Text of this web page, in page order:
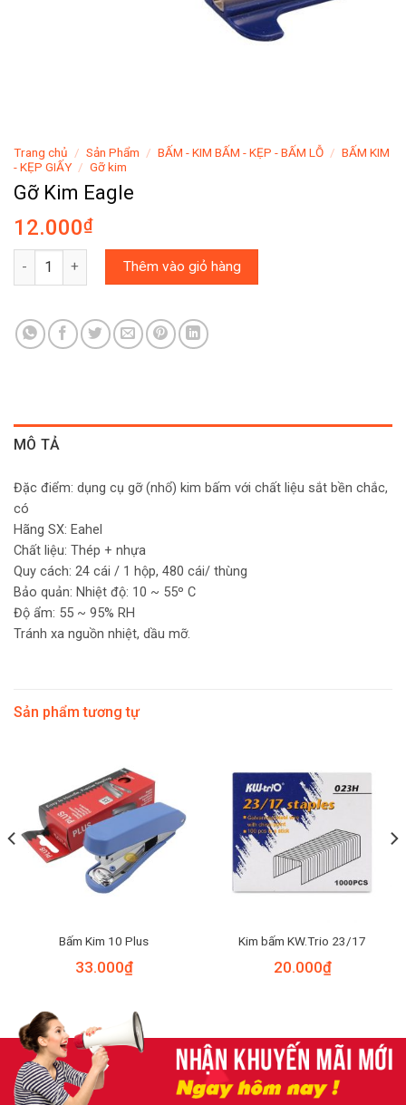
Trang chủ / Sản Phẩm / BẤM - KIM BẤM - KẸP - BẤM LỖ / BẤM KIM
- KẸP GIẤY / Gỡ kim
Gỡ Kim Eagle
12.000₫
Gỡ Kim Eagle số lượngThêm vào giỏ hàng
MÔ TẢ
Đặc điểm: dụng cụ gỡ (nhổ) kim bấm với chất liệu sắt bền chắc,
có
Hãng SX: Eahel
Chất liệu: Thép + nhựa
Quy cách: 24 cái / 1 hộp, 480 cái/ thùng
Bảo quản: Nhiệt độ: 10 ~ 55º C
Độ ẩm: 55 ~ 95% RH
Tránh xa nguồn nhiệt, dầu mỡ.
Sản phẩm tương tự
Bấm Kim 10 Plus
33.000₫
Kim bấm KW.Trio 23/17
20.000₫